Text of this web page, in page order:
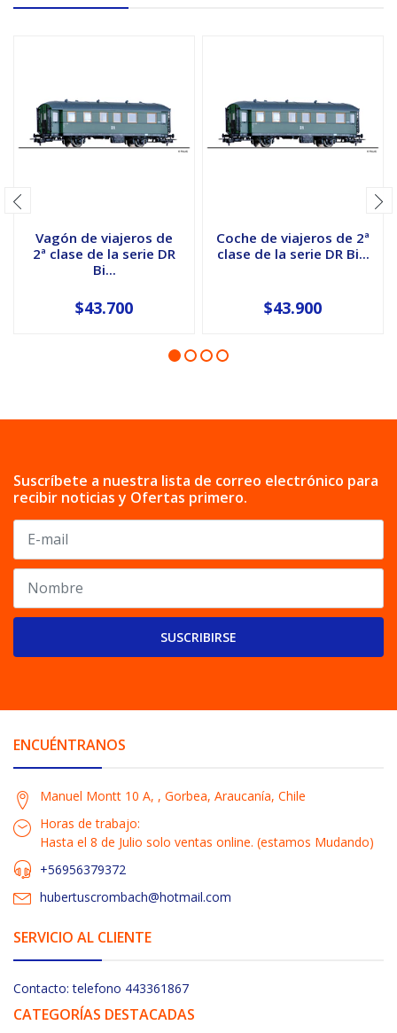
Vagón de viajeros de
2ª clase de la serie DR
Bi...
$43.700
Coche de viajeros de 2ª
clase de la serie DR Bi...
$43.900
Suscríbete a nuestra lista de correo electrónico para
recibir noticias y Ofertas primero.
SUSCRIBIRSE
ENCUÉNTRANOS
Manuel Montt 10 A, , Gorbea, Araucanía, Chile
Horas de trabajo:
Hasta el 8 de Julio solo ventas online. (estamos Mudando)
+56956379372
hubertuscrombach@hotmail.com
SERVICIO AL CLIENTE
Contacto: telefono 443361867
CATEGORÍAS DESTACADAS